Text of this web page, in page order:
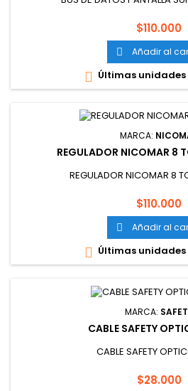
Precio
$110.000
 Añadir al
 Últimas unidades
MARCA:
REGULADOR NICOMAR 8
REGULADOR NICOMAR 8
Precio
$110.000
 Añadir al
 Últimas unidades
MARCA:
CABLE SAFETY
CABLE SAFETY
Precio
$28.000